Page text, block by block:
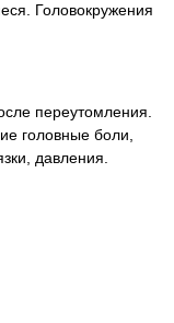
Головокружения
переутомления.
головные боли,
давления.